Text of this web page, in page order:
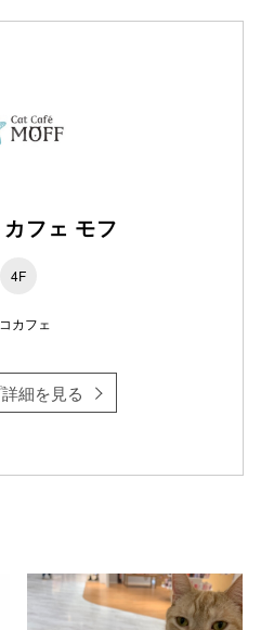
フェ モフ
4F
カフェ
細を見る